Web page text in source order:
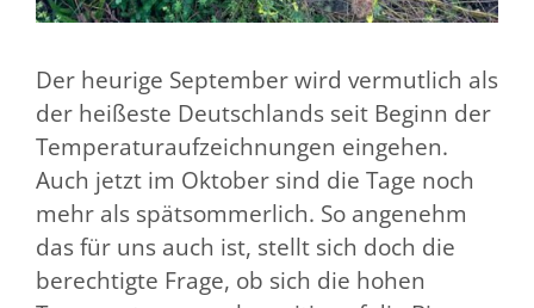
Der heurige September wird vermutlich als
der heißeste Deutschlands seit Beginn der
Temperaturaufzeichnungen eingehen.
Auch jetzt im Oktober sind die Tage noch
mehr als spätsommerlich. So angenehm
das für uns auch ist, stellt sich doch die
berechtigte Frage, ob sich die hohen